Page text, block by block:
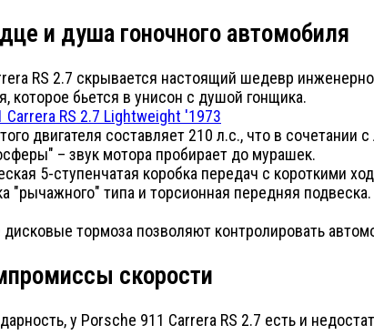
и душа гоночного автомобиля
RS 2.7 скрывается настоящий шедевр
которое бьется в унисон с душой гонщика.
двигателя составляет 210 л.с., что в
– звук мотора пробирает до мурашек.
5-ступенчатая коробка передач с короткими
"рычажного" типа и торсионная передняя
тормоза позволяют контролировать
скорости
у Porsche 911 Carrera RS 2.7 есть и